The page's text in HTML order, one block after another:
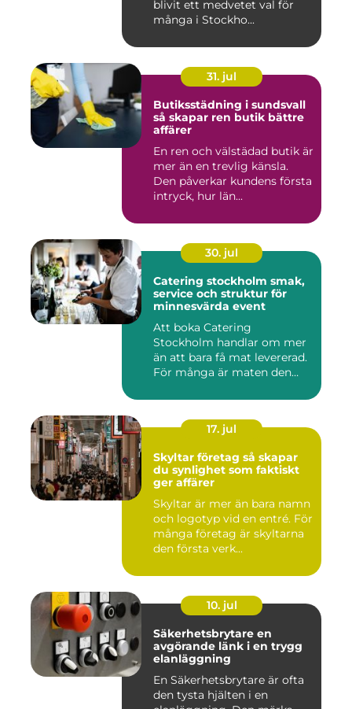
blivit ett medvetet val för
många i Stockho...
31. jul
Butiksstädning i sundsvall
så skapar ren butik bättre
affärer
En ren och välstädad butik är
mer än en trevlig känsla.
Den påverkar kundens första
intryck, hur län...
30. jul
Catering stockholm smak,
service och struktur för
minnesvärda event
Att boka Catering
Stockholm handlar om mer
än att bara få mat levererad.
För många är maten den
17. jul
Skyltar företag så skapar
du synlighet som faktiskt
ger affärer
Skyltar är mer än bara namn
och logotyp vid en entré. För
många företag är skyltarna
den första verk...
10. jul
Säkerhetsbrytare en
avgörande länk i en trygg
elanläggning
En Säkerhetsbrytare är ofta
den tysta hjälten i en